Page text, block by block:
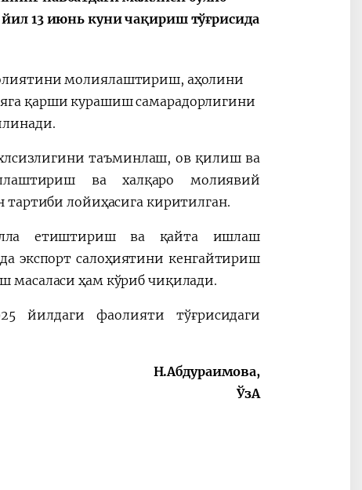
13 июнь куни чақириш тўғрисида
молиялаштириш, аҳолини
қарши курашиш самарадорлигини
таъминлаш, ов қилиш ва
ва халқаро молиявий
лойиҳасига киритилган.
етиштириш ва қайта ишлаш
экспорт салоҳиятини кенгайтириш
масаласи ҳам кўриб чиқилади.
йилдаги фаолияти тўғрисидаги
Н.Абдураимова,
ЎзА